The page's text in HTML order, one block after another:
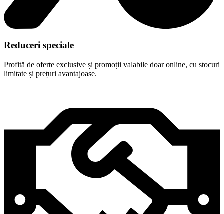
Reduceri speciale
Profită de oferte exclusive și promoții valabile doar online, cu stocuri
limitate și prețuri avantajoase.